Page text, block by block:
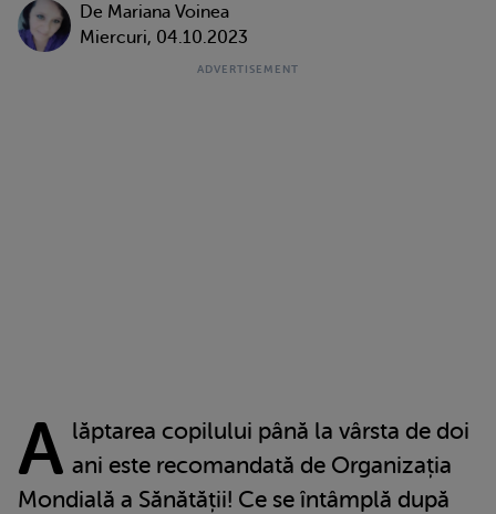
De Mariana Voinea
Miercuri, 04.10.2023
A lăptarea copilului până la vârsta de doi
ani este recomandată de Organizația
Mondială a Sănătății! Ce se întâmplă după